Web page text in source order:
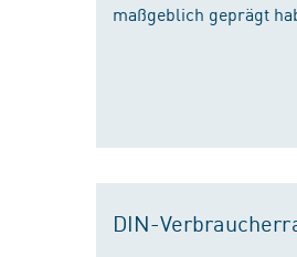
maßgeblich geprägt
DIN-